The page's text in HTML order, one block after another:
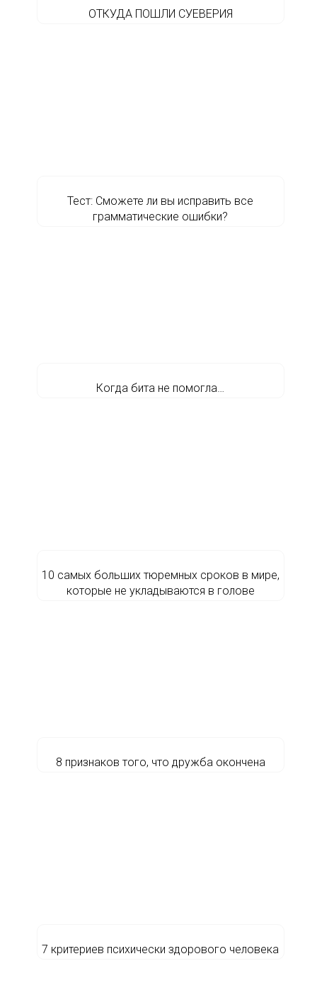
ОТКУДА ПОШЛИ СУЕВЕРИЯ
Тест: Сможете ли вы исправить все
грамматические ошибки?
Когда бита не помогла…
10 самых больших тюремных сроков в мире,
которые не укладываются в голове
8 признаков того, что дружба окончена
7 критериев психически здорового человека